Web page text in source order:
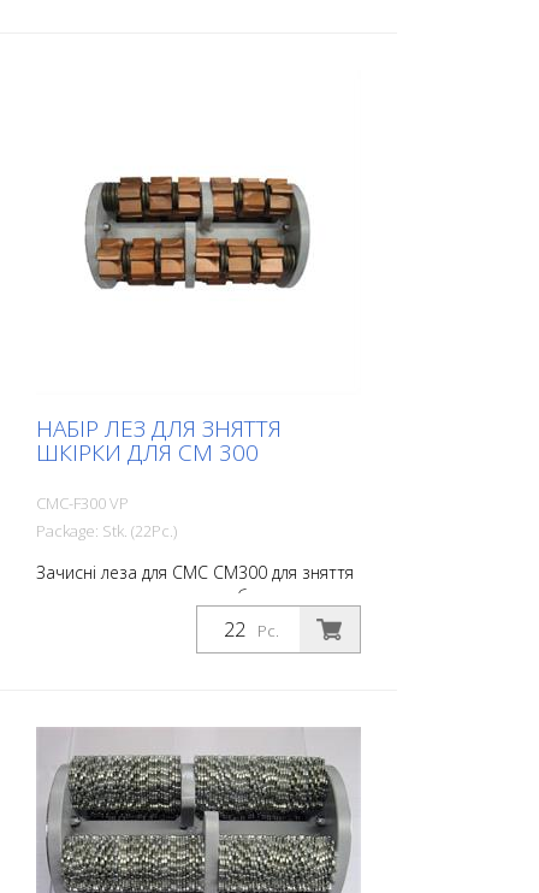
НАБІР ЛЕЗ ДЛЯ ЗНЯТТЯ
ШКІРКИ ДЛЯ CM 300
CMC-F300 VP
Package: Stk. (22Pc.)
Зачисні леза для CMC CM300 для зняття
маркування з холодних або
термопластичних матеріалів. 22 шт. для
повного змінного комплекту
Pc.